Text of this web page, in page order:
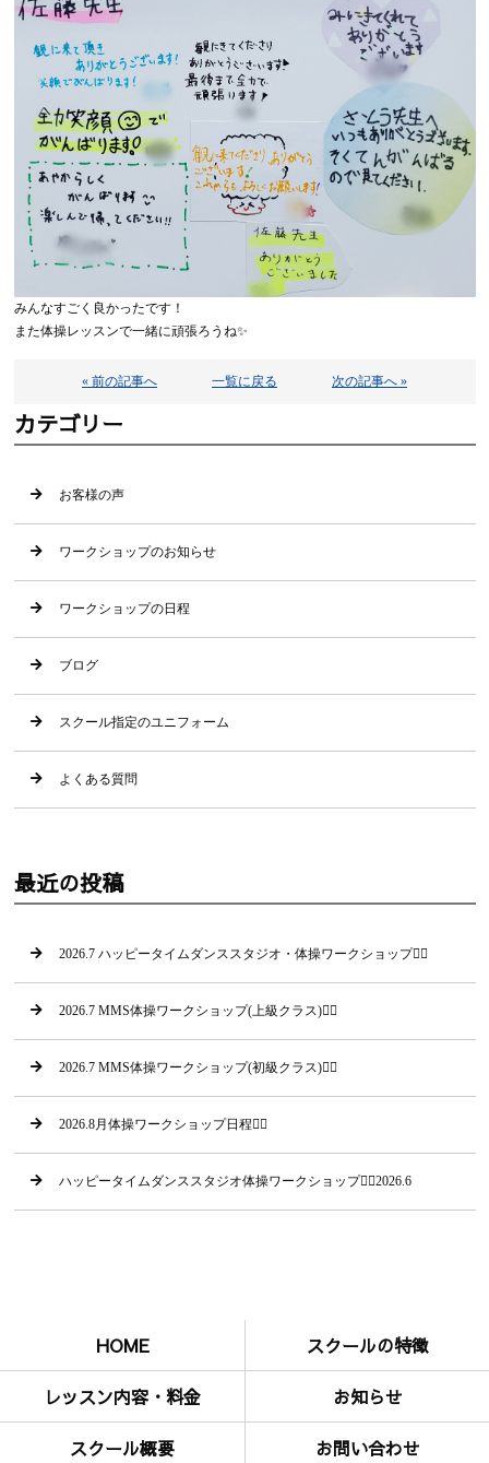
みんなすごく良かったです！
また体操レッスンで一緒に頑張ろうね✨
« 前の記事へ 一覧に戻る 次の記事へ »
カテゴリー
お客様の声
ワークショップのお知らせ
ワークショップの日程
ブログ
スクール指定のユニフォーム
よくある質問
最近の投稿
2026.7 ハッピータイムダンススタジオ・体操ワークショップ🤸‍♂
2026.7 MMS体操ワークショップ(上級クラス)🤸‍♀
2026.7 MMS体操ワークショップ(初級クラス)🤸‍♂
2026.8月体操ワークショップ日程🤸‍♂
ハッピータイムダンススタジオ体操ワークショップ🤸‍♂2026.6
HOME スクールの特徴
レッスン内容・料金 お知らせ
スクール概要 お問い合わせ